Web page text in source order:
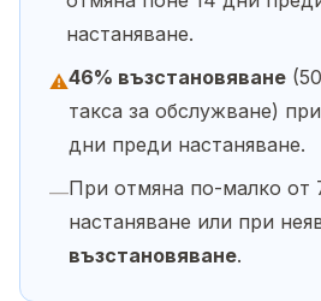
настаняване.
⚠46% възстановяване
такса за обслужване)
дни преди настаняване.
—При отмяна по-малко от
настаняване или при
възстановяване.